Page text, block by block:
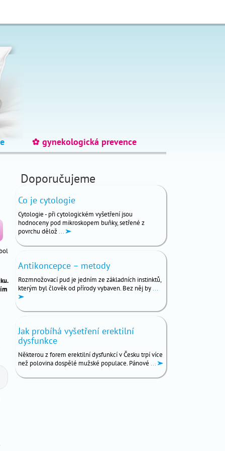
_ gynekologická prevence
Doporučujeme
Co je cytologie
Cytologie - při cytologickém vyšetření jsou
hodnoceny pod mikroskopem buňky, setřené z
povrchu dělož...
Antikoncepce – metody
Rozmnožovací pud je jedním ze základních instinktů,
kterým byl člověk od přírody vybaven. Bez něj by...
Jak probíhá vyšetření erektilní
dysfunkce
Některou z forem erektilní dysfunkcí v Česku trpí více
než polovina dospělé mužské populace. Pánové ...